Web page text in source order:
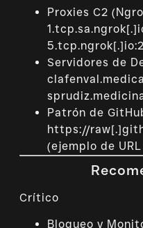
Proxies C2
Servidores de
Patrón de
https://
(ejemplo de
Crítico
Bloqueo y